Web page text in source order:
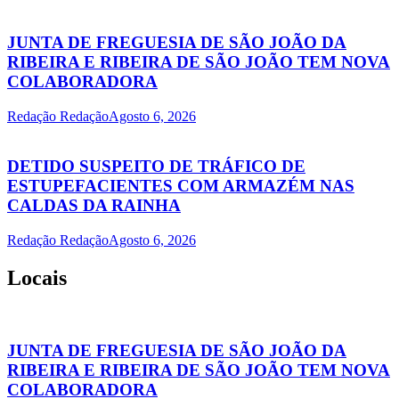
JUNTA DE FREGUESIA DE SÃO JOÃO DA
RIBEIRA E RIBEIRA DE SÃO JOÃO TEM NOVA
COLABORADORA
Redação RedaçãoAgosto 6, 2026
DETIDO SUSPEITO DE TRÁFICO DE
ESTUPEFACIENTES COM ARMAZÉM NAS
CALDAS DA RAINHA
Redação RedaçãoAgosto 6, 2026
Locais
JUNTA DE FREGUESIA DE SÃO JOÃO DA
RIBEIRA E RIBEIRA DE SÃO JOÃO TEM NOVA
COLABORADORA